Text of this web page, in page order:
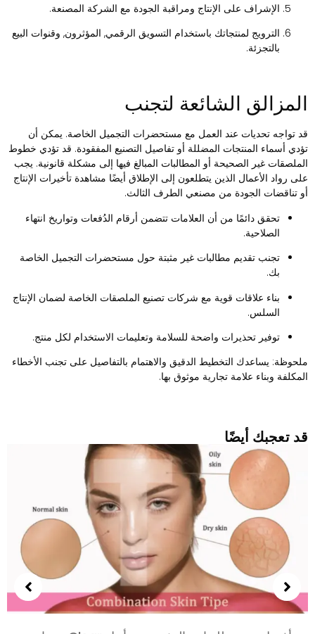
الإشراف على الإنتاج ومراقبة الجودة مع الشركة المصنعة.
الترويج لمنتجاتك باستخدام التسويق الرقمي, المؤثرون, وقنوات البيع
بالتجزئة.
الشائعة لتجنب
تواجه تحديات عند العمل مع مستحضرات التجميل الخاصة. يمكن أن
أسماء المنتجات المضللة أو تفاصيل التصنيع المفقودة. قد تؤدي خطوط
غير الصحيحة أو المطالبات المبالغ فيها إلى مشكلة قانونية. يجب
رواد الأعمال الذين يتطلعون إلى الإطلاق أيضًا مشاهدة تأخيرات الإنتاج
تناقضات الجودة من مصنعي الطرف الثالث.
تحقق دائمًا من أن العلامات تتضمن أرقام الدُفعات وتواريخ انتهاء
الصلاحية.
تجنب تقديم مطالبات غير مثبتة حول مستحضرات التجميل الخاصة
بك.
بناء علاقات قوية مع شركات تصنيع الملصقات الخاصة لضمان الإنتاج
السلس.
توفير تحذيرات واضحة للسلامة وتعليمات الاستخدام لكل منتج.
يساعدك التخطيط الدقيق والاهتمام بالتفاصيل على تجنب الأخطاء
وبناء علامة تجارية موثوق بها.
تعجبك أيضًا